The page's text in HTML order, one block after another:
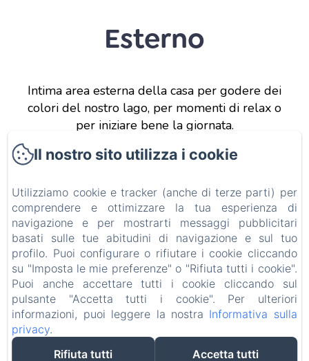
Esterno
Intima area esterna della casa per godere dei
colori del nostro lago, per momenti di relax o
per iniziare bene la giornata.
B&B Le Farfalle
Via delle Magnolie n° 3, San Felice del Benaco
(BS), 25010, Italia
info@bblefarfalle.it
+393280042837
CIN: IT017171C1B7VNBVNI
Il nostro sito utilizza i cookie
Utilizziamo cookie e tracker (anche di terze parti) per
comprendere e ottimizzare la tua esperienza di
navigazione e per mostrarti messaggi pubblicitari
basati sulle tue abitudini di navigazione e sul tuo
profilo. Puoi configurare o rifiutare i cookie cliccando
su "Imposta le mie preferenze" o "Rifiuta tutti i cookie".
Puoi anche accettare tutti i cookie cliccando sul
pulsante "Accetta tutti i cookie". Per ulteriori
informazioni, puoi leggere la nostra Informativa sulla
privacy.
Rifiuta tutti
Accetta tutti